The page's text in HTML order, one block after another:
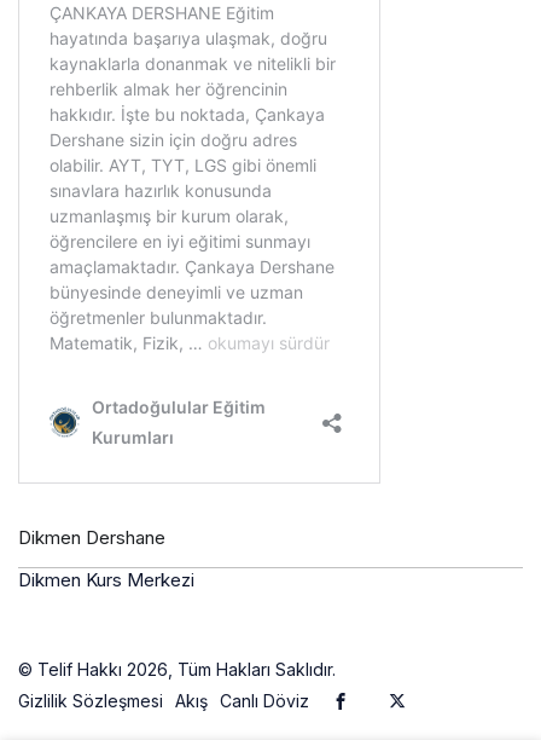
Dikmen Dershane
Dikmen Kurs Merkezi
© Telif Hakkı 2026, Tüm Hakları Saklıdır.
Gizlilik Sözleşmesi
Akış Canlı Döviz